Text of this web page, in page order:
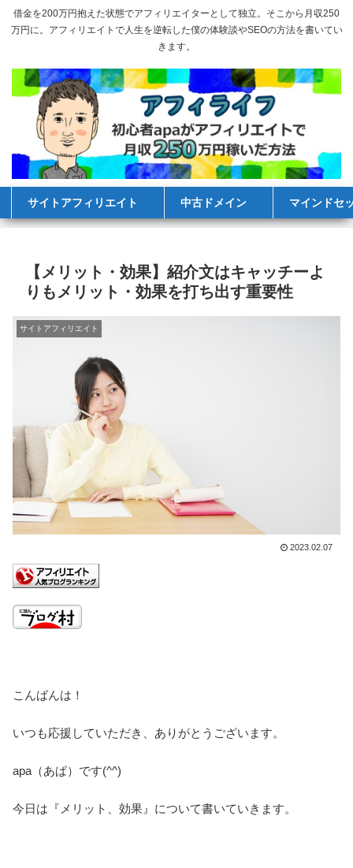
借金を200万円抱えた状態でアフィリエイターとして独立。そこから月収250
万円に。アフィリエイトで人生を逆転した僕の体験談やSEOの方法を書いてい
きます。
サイトアフィリエイト 中古ドメイン マインドセ
【メリット・効果】紹介文はキャッチーよ
りもメリット・効果を打ち出す重要性
サイトアフィリエイト
2023.02.07
こんばんは！
いつも応援していただき、ありがとうございます。
apa（あぱ）です(^^)
今日は『メリット、効果』について書いていきます。